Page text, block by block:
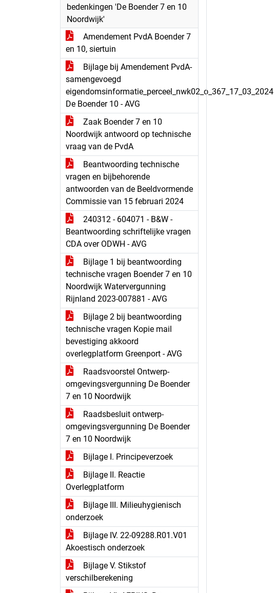
bedenkingen 'De Boender 7 en 10
Noordwijk'
Amendement PvdA Boender 7
en 10, siertuin
Bijlage bij Amendement PvdA-
samengevoegd
eigendomsinformatie_perceel_nwk02_o_367_17_03_2024
De Boender 10 - AVG
Zaak Boender 7 en 10
Noordwijk antwoord op technische
vraag van de PvdA
Beantwoording technische
vragen en bijbehorende
antwoorden van de Beeldvormende
Commissie van 15 februari 2024
240312 - 604071 - B&W -
Beantwoording schriftelijke vragen
CDA over ODWH - AVG
Bijlage 1 bij beantwoording
technische vragen Boender 7 en 10
Noordwijk Watervergunning
Rijnland 2023-007881 - AVG
Bijlage 2 bij beantwoording
technische vragen Kopie mail
bevestiging akkoord
overlegplatform Greenport - AVG
Raadsvoorstel Ontwerp-
omgevingsvergunning De Boender
7 en 10 Noordwijk
Raadsbesluit ontwerp-
omgevingsvergunning De Boender
7 en 10 Noordwijk
Bijlage I. Principeverzoek
Bijlage II. Reactie
Overlegplatform
Bijlage III. Milieuhygienisch
onderzoek
Bijlage IV. 22-09288.R01.V01
Akoestisch onderzoek
Bijlage V. Stikstof
verschilberekening